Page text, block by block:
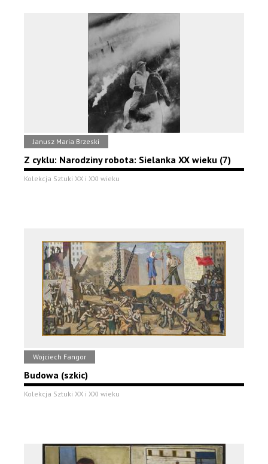
Janusz Maria Brzeski
Z cyklu: Narodziny robota: Sielanka XX wieku (7)
Kolekcja Sztuki XX i XXI wieku
Wojciech Fangor
Budowa (szkic)
Kolekcja Sztuki XX i XXI wieku